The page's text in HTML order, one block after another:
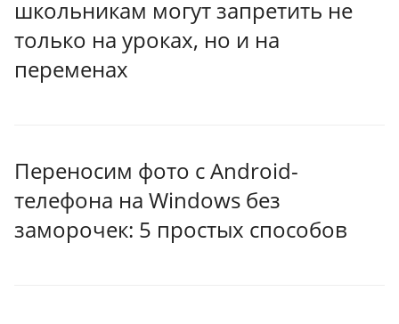
школьникам могут запретить не
только на уроках, но и на
переменах
Переносим фото с Android-
телефона на Windows без
заморочек: 5 простых способов